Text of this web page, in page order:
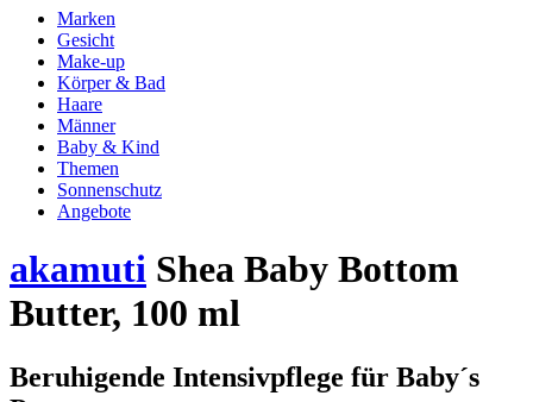
Marken
Gesicht
Make-up
Körper & Bad
Haare
Männer
Baby & Kind
Themen
Sonnenschutz
Angebote
akamuti Shea Baby Bottom
Butter, 100 ml
Beruhigende Intensivpflege für Baby´s